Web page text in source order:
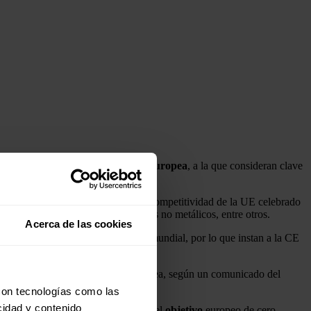
Acerca de las cookies
tecnologías como las
y contenido
a la industria electrointensiva europea, a la que consideran clave
marco del Consejo informal de Competitividad de la UE celebrado
los químicos y los minerales no metálicos, entre otros.
y la fuerte competencia mundial, por lo que instan a la CE
aún más a la producción europea, según un comunicado del